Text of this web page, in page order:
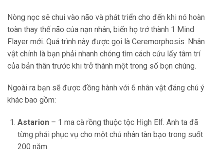
Nòng nọc sẽ chui vào não và phát triển cho đến khi nó hoàn
toàn thay thế não của nạn nhân, biến họ trở thành 1 Mind
Flayer mới. Quá trình này được gọi là Ceremorphosis. Nhân
vật chính là bạn phải nhanh chóng tìm cách cứu lấy tâm trí
của bản thân trước khi trở thành một trong số bọn chúng.
Ngoài ra bạn sẽ được đồng hành với 6 nhân vật đáng chú ý
khác bao gồm:
Astarion– 1 ma cà rồng thuộc tộc High Elf. Anh ta đã
từng phải phục vụ cho một chủ nhân tàn bạo trong suốt
200 năm.